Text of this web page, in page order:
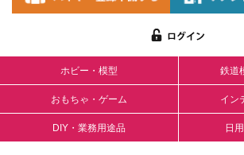
ホビー・模型 鉄道
おもちゃ・ゲーム イン
DIY・業務用途品 日